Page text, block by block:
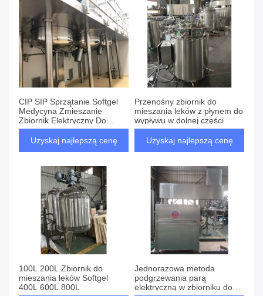
CIP SIP Sprzątanie Softgel
Medycyna Zmieszanie
Zbiornik Elektryczny Do
Przemysłu Żywnościowego
Farmaceutyczny
Uzyskaj najlepszą cenę
Przenośny zbiornik do
mieszania leków z płynem do
wypływu w dolnej części
Uzyskaj najlepszą cenę
100L 200L Zbiornik do
mieszania leków Softgel
400L 600L 800L
Jednorazowa metoda
podgrzewania parą
elektryczną w zbiorniku do